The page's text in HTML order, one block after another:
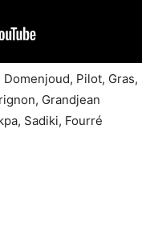
Domenjoud, Pilot, Gras,
Grandjean
Sadiki, Fourré